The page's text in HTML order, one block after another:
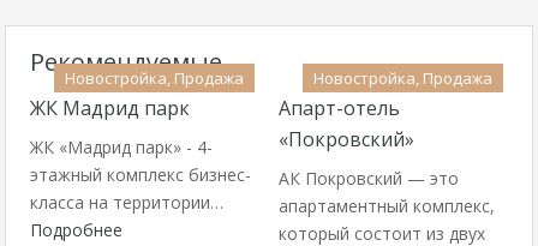
Рекомендуемые
Новостройка, Продажа
ЖК Мадрид парк
ЖК «Мадрид парк» - 4-
этажный комплекс бизнес-
класса на территории…
Подробнее
Новостройка, Продажа
Апарт-отель
«Покровский»
АК Покровский — это
апартаментный комплекс,
который состоит из двух